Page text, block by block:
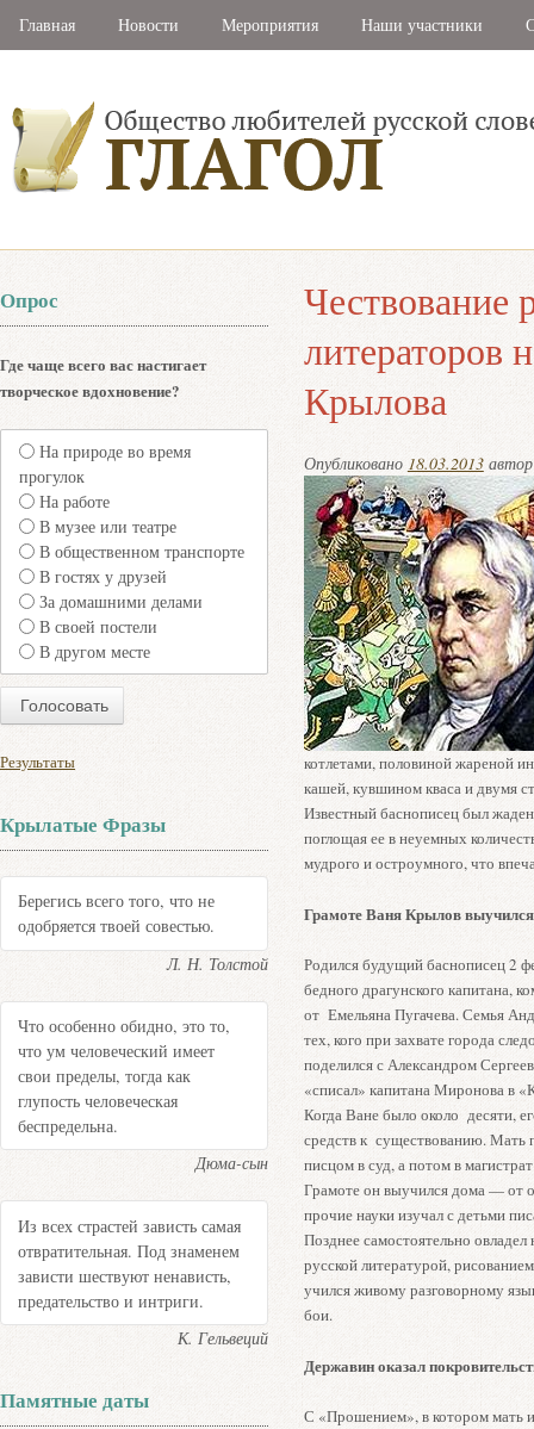
Главная Новости Мероприятия Наши участники
Чествование
литераторов
Крылова
Опубликовано 18.03.2013
котлетами, половиной жареной
кашей, кувшином кваса и двумя
Известный баснописец был
поглощая ее в неуемных
мудрого и остроумного, что
Грамоте Ваня Крылов
Родился будущий баснописец 2
бедного драгунского капитана,
от Емельяна Пугачева. Семья
тех, кого при захвате города
поделился с Александром
«списал» капитана Миронова в
Когда Ване было около десяти,
средств к существованию. Мать
писцом в суд, а потом в
Грамоте он выучился дома — от
прочие науки изучал с детьми
Позднее самостоятельно
русской литературой,
учился живому разговорному
бои.
Державин оказал
С «Прошением», в котором мать
Опрос
Где чаще всего вас настигает
творческое вдохновение?
На природе во время
прогулок
На работе
В музее или театре
В общественном транспорте
В гостях у друзей
За домашними делами
В своей постели
В другом месте
Результаты
Крылатые Фразы
Берегись всего того, что не
одобряется твоей совестью.
Л. Н. Толстой
Что особенно обидно, это то,
что ум человеческий имеет
свои пределы, тогда как
глупость человеческая
беспредельна.
Дюма-сын
Из всех страстей зависть самая
отвратительная. Под знаменем
зависти шествуют ненависть,
предательство и интриги.
К. Гельвеций
Памятные даты